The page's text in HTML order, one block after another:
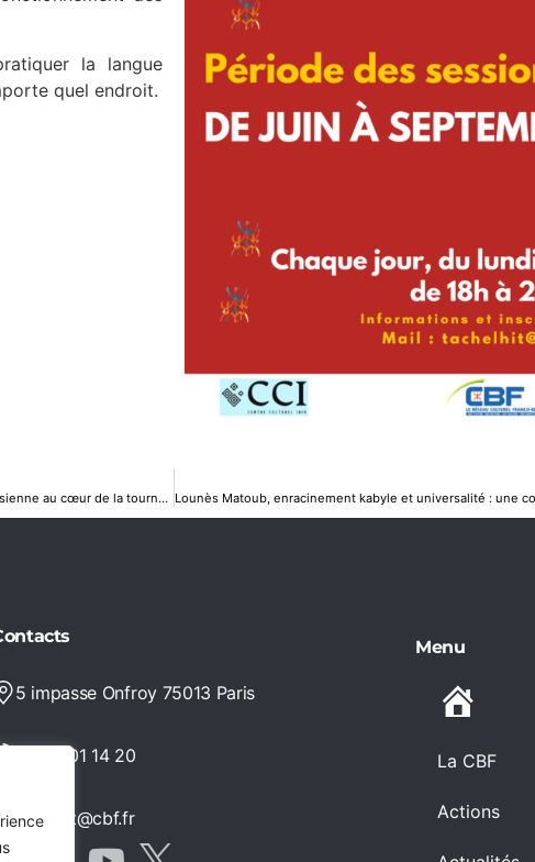
la langue
quel endroit.
« INIG – Le Voyage » Pièce de théâtre en langue kabyle : une escale parisienne au cœur de la tournée 2026
5 impasse Onfroy 75013 Paris
06 66 01 14 20
contact@cbf.fr
Menu
Accueil
La CBF
Actions